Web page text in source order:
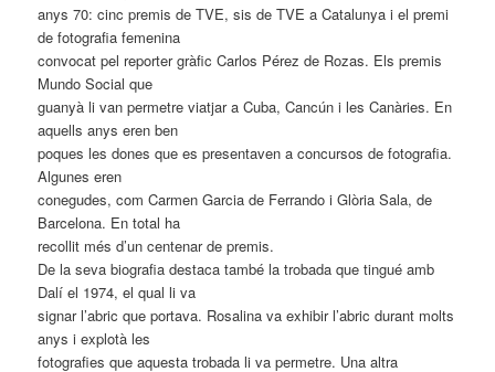
anys 70: cinc premis de TVE, sis de TVE a Catalunya i el premi
de fotografia femenina
convocat pel reporter gràfic Carlos Pérez de Rozas. Els premis
Mundo Social que
guanyà li van permetre viatjar a Cuba, Cancún i les Canàries. En
aquells anys eren ben
poques les dones que es presentaven a concursos de fotografia.
Algunes eren
conegudes, com Carmen Garcia de Ferrando i Glòria Sala, de
Barcelona. En total ha
recollit més d’un centenar de premis.
De la seva biografia destaca també la trobada que tingué amb
Dalí el 1974, el qual li va
signar l’abric que portava. Rosalina va exhibir l’abric durant molts
anys i explotà les
fotografies que aquesta trobada li va permetre. Una altra